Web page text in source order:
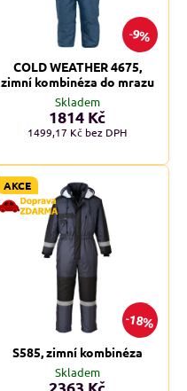
9%
COLD WEATHER 4675,
zimní kombinéza do mrazu
Skladem
1814 Kč
1499,17 Kč bez DPH
18%
AKCE
S585, zimní kombinéza
Skladem